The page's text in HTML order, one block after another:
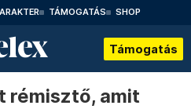
TÁMOGATÁS SHOP
Támogatás
rémisztő, amit